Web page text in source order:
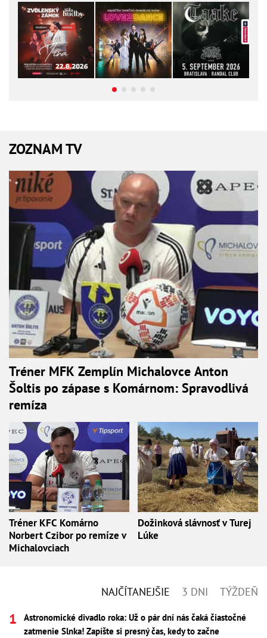
ZOZNAM TV
Tréner MFK Zemplín Michalovce Anton
Šoltis po zápase s Komárnom: Spravodlivá
remíza
Tréner KFC Komárno
Norbert Czibor po remíze v
Michalovciach
Dožinková slávnosť v Turej
Lúke
NAJČÍTANEJŠIE 3 DNI TÝŽDEŇ
Astronomické divadlo roka: Už o pár dní nás čaká čiastočné
zatmenie Slnka! Zapíšte si presný čas, kedy to začne